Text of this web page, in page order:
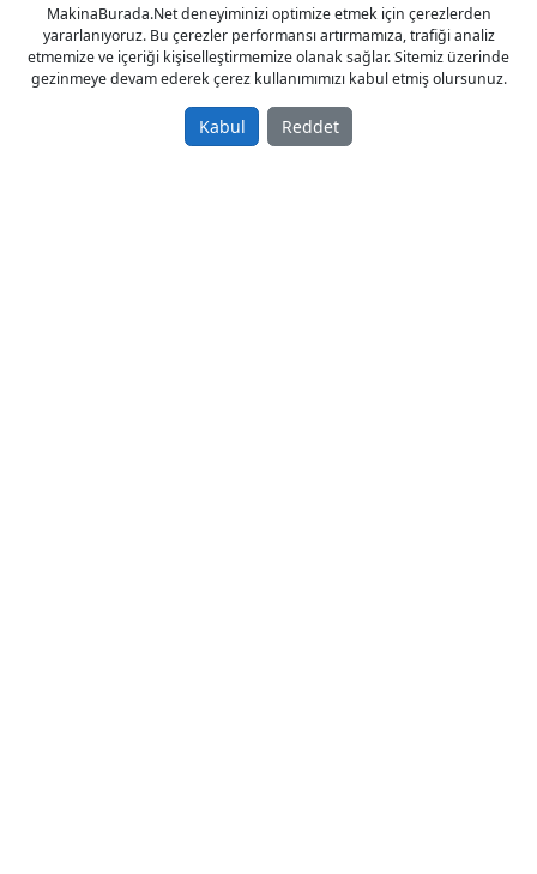
07.01.2019
MakinaBurada.Net deneyiminizi optimize etmek için çerezlerden
yararlanıyoruz. Bu çerezler performansı artırmamıza, trafiği analiz
etmemize ve içeriği kişiselleştirmemize olanak sağlar. Sitemiz üzerinde
gezinmeye devam ederek çerez kullanımımızı kabul etmiş olursunuz.
Kabul Reddet